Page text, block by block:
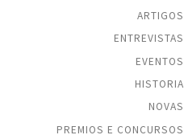
ARTIGOS
ENTREVISTAS
EVENTOS
HISTORIA
NOVAS
PREMIOS E CONCURSOS